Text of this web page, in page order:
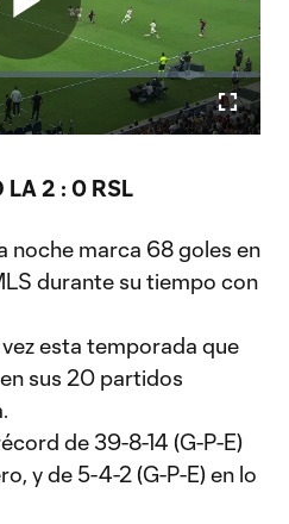
Play
Video
LA 2 : 0 RSL
noche marca 68 goles en
durante su tiempo con
esta temporada que
sus 20 partidos
de 39-8-14 (G-P-E)
y de 5-4-2 (G-P-E) en lo